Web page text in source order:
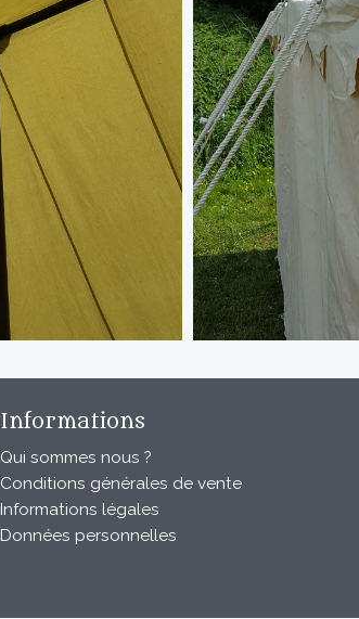
Informations
Qui sommes nous ?
Conditions générales de vente
Informations légales
Données personnelles